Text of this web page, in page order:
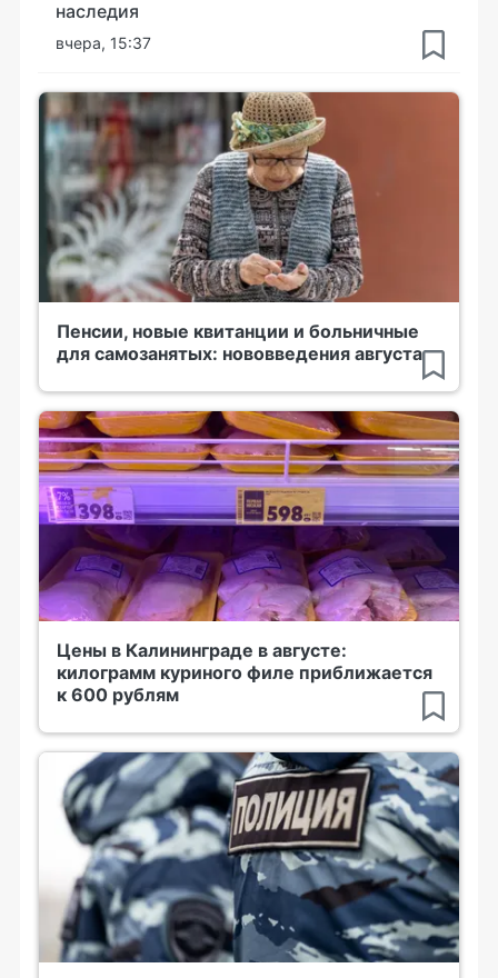
наследия
вчера, 15:37
Пенсии, новые квитанции и больничные
для самозанятых: нововведения августа
Цены в Калининграде в августе:
килограмм куриного филе приближается
к 600 рублям